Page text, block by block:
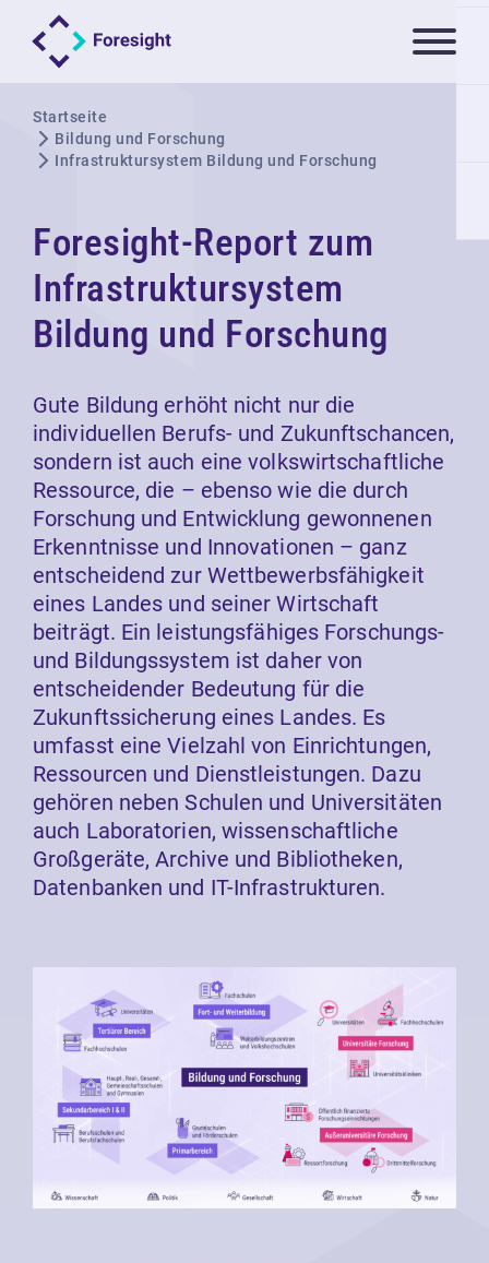
Startseite
Bildung und Forschung
Infrastruktursystem Bildung und Forschung
Foresight-Report zum
Infrastruktursystem
Bildung und Forschung
Gute Bildung erhöht nicht nur die
individuellen Berufs- und Zukunftschancen,
sondern ist auch eine volkswirtschaftliche
Ressource, die – ebenso wie die durch
Forschung und Entwicklung gewonnenen
Erkenntnisse und Innovationen – ganz
entscheidend zur Wettbewerbsfähigkeit
eines Landes und seiner Wirtschaft
beiträgt. Ein leistungsfähiges Forschungs-
und Bildungssystem ist daher von
entscheidender Bedeutung für die
Zukunftssicherung eines Landes. Es
umfasst eine Vielzahl von Einrichtungen,
Ressourcen und Dienstleistungen. Dazu
gehören neben Schulen und Universitäten
auch Laboratorien, wissenschaftliche
Großgeräte, Archive und Bibliotheken,
Datenbanken und IT-Infrastrukturen.